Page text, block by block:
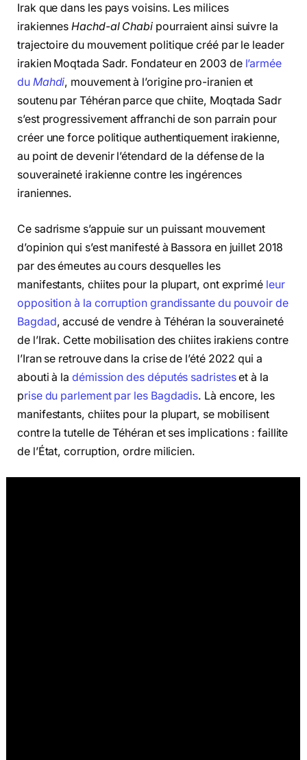
Irak que dans les pays voisins. Les milices
irakiennesHachd-al Chabi pourraient ainsi suivre la
trajectoire du mouvement politique créé par le leader
irakien Moqtada Sadr. Fondateur en 2003 de l’armée
du Mahdi, mouvement à l’origine pro-iranien et
soutenu par Téhéran parce que chiite, Moqtada Sadr
s’est progressivement affranchi de son parrain pour
créer une force politique authentiquement irakienne,
au point de devenir l’étendard de la défense de la
souveraineté irakienne contre les ingérences
iraniennes.
Ce sadrisme s’appuie sur un puissant mouvement
d’opinion qui s’est manifesté à Bassora en juillet 2018
par des émeutes au cours desquelles les
manifestants, chiites pour la plupart, ont exprimé leur
opposition à la corruption grandissante du pouvoir de
Bagdad, accusé de vendre à Téhéran la souveraineté
de l’Irak. Cette mobilisation des chiites irakiens contre
l’Iran se retrouve dans la crise de l’été 2022 qui a
abouti à ladémission des députés sadristeset à la
prise du parlement par les Bagdadis. Là encore, les
manifestants, chiites pour la plupart, se mobilisent
contre la tutelle de Téhéran et ses implications : faillite
de l’État, corruption, ordre milicien.